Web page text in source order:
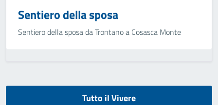
Sentiero della sposa
Sentiero della sposa da Trontano a Cosasca Monte
Tutto il Vivere